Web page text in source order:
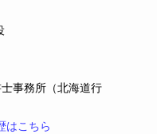
事務所（北海道行
はこちら